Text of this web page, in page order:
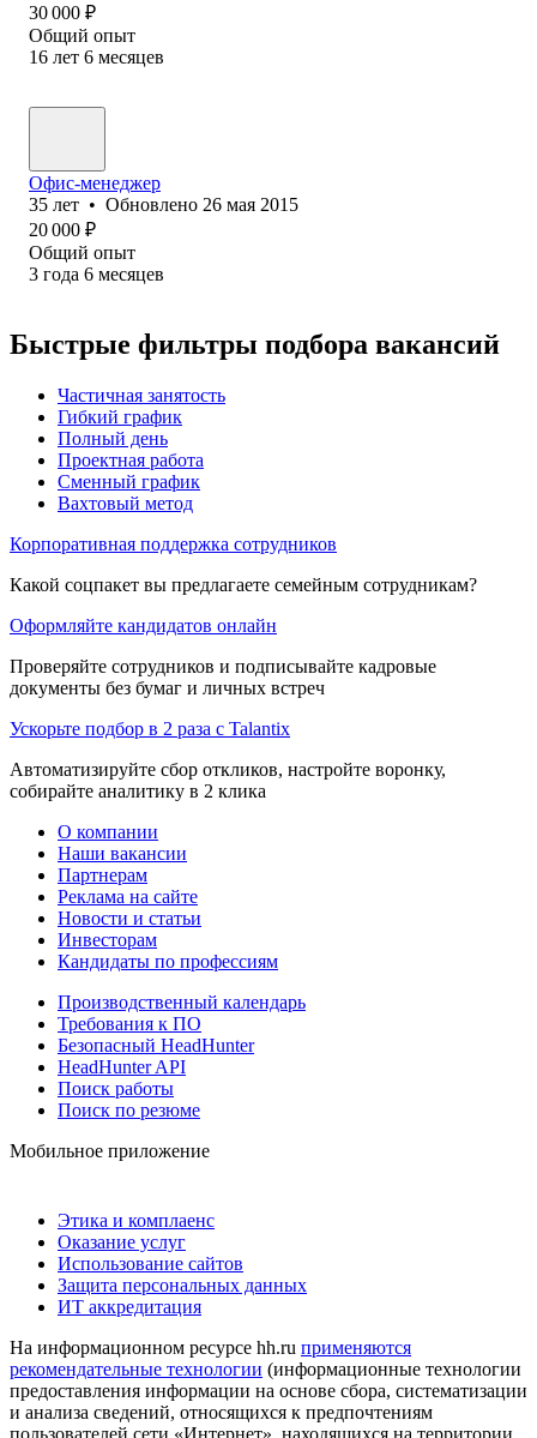
30 000 ₽
Общий опыт
16 лет 6 месяцев
Офис-менеджер
35 лет • Обновлено 26 мая 2015
20 000 ₽
Общий опыт
3 года 6 месяцев
Быстрые фильтры подбора вакансий
Частичная занятость
Гибкий график
Полный день
Проектная работа
Сменный график
Вахтовый метод
Корпоративная поддержка сотрудников
Какой соцпакет вы предлагаете семейным сотрудникам?
Оформляйте кандидатов онлайн
Проверяйте сотрудников и подписывайте кадровые
документы без бумаг и личных встреч
Ускорьте подбор в 2 раза с Talantix
Автоматизируйте сбор откликов, настройте воронку,
собирайте аналитику в 2 клика
О компании
Наши вакансии
Партнерам
Реклама на сайте
Новости и статьи
Инвесторам
Кандидаты по профессиям
Производственный календарь
Требования к ПО
Безопасный HeadHunter
HeadHunter API
Поиск работы
Поиск по резюме
Мобильное приложение
Этика и комплаенс
Оказание услуг
Использование сайтов
Защита персональных данных
ИТ аккредитация
На информационном ресурсе hh.ru применяются
рекомендательные технологии (информационные технологии
предоставления информации на основе сбора, систематизации
и анализа сведений, относящихся к предпочтениям
пользователей сети «Интернет», находящихся на территории